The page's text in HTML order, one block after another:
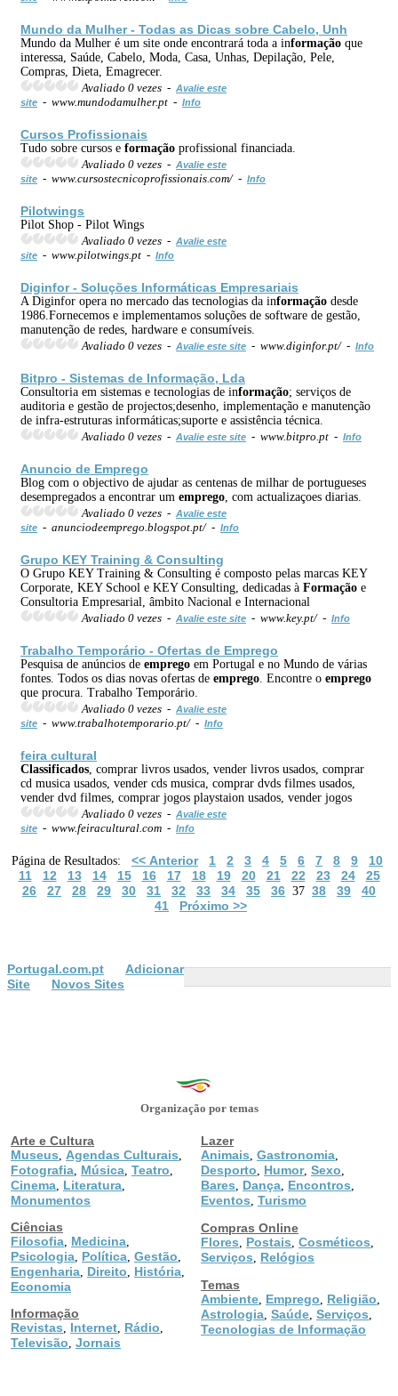
Mundo da Mulher - Todas as Dicas sobre Cabelo, Unh
Mundo da Mulher é um site onde encontrará toda a informação que
interessa, Saúde, Cabelo, Moda, Casa, Unhas, Depilação, Pele,
Compras, Dieta, Emagrecer.
Avaliado 0 vezes - Avalie este
site - www.mundodamulher.pt - Info
Cursos Profissionais
Tudo sobre cursos e formação profissional financiada.
Avaliado 0 vezes - Avalie este
site - www.cursostecnicoprofissionais.com/ - Info
Pilotwings
Pilot Shop - Pilot Wings
Avaliado 0 vezes - Avalie este
site - www.pilotwings.pt - Info
Diginfor - Soluções Informáticas Empresariais
A Diginfor opera no mercado das tecnologias da informação desde
1986.Fornecemos e implementamos soluções de software de gestão,
manutenção de redes, hardware e consumíveis.
Avaliado 0 vezes - Avalie este site - www.diginfor.pt/ - Info
Bitpro - Sistemas de Informação, Lda
Consultoria em sistemas e tecnologias de informação; serviços de
auditoria e gestão de projectos;desenho, implementação e manutenção
de infra-estruturas informáticas;suporte e assistência técnica.
Avaliado 0 vezes - Avalie este site - www.bitpro.pt - Info
Anuncio de Emprego
Blog com o objectivo de ajudar as centenas de milhar de portugueses
desempregados a encontrar um emprego , com actualizaçoes diarias.
Avaliado 0 vezes - Avalie este
site - anunciodeemprego.blogspot.pt/ - Info
Grupo KEY Training & Consulting
O Grupo KEY Training & Consulting é composto pelas marcas KEY
Corporate, KEY School e KEY Consulting, dedicadas à Formação e
Consultoria Empresarial, âmbito Nacional e Internacional
Avaliado 0 vezes - Avalie este site - www.key.pt/ - Info
Trabalho Temporário - Ofertas de Emprego
Pesquisa de anúncios de emprego em Portugal e no Mundo de várias
fontes. Todos os dias novas ofertas de emprego . Encontre o emprego
que procura. Trabalho Temporário.
Avaliado 0 vezes - Avalie este
site - www.trabalhotemporario.pt/ - Info
feira cultural
Classificados , comprar livros usados, vender livros usados, comprar
cd musica usados, vender cds musica, comprar dvds filmes usados,
vender dvd filmes, comprar jogos playstaion usados, vender jogos
Avaliado 0 vezes - Avalie este
site - www.feiracultural.com - Info
Página de Resultados: << Anterior 1 2 3 4 5 6 7 8 9
10
11
12 13 14 15 16 17 18 19 20 21 22 23 24
25
26
27 28 29 30 31 32 33 34 35 36 37 38 39
40
41
Próximo >>
Portugal.com.pt
Adicionar
Site
Novos Sites
Organização por temas
Arte e Cultura
Museus
Agendas Culturais
Fotografia Música Teatro
Cinema Literatura
Monumentos
Ciências
Filosofia Medicina
Psicologia Política Gestão
Engenharia Direito História
Economia
Informação
Revistas
Internet Rádio
Televisão Jornais
Lazer
Animais Gastronomia
Desporto Humor, Sexo
Bares Dança Encontros
Eventos Turismo
Compras Online
Flores
Postais Cosméticos
Serviços
Relógios
Temas
Ambiente Emprego Religião
Astrologia Saúde Serviços
Tecnologias de Informação